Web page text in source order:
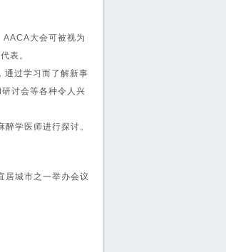
大会可被视为
表。
通过学习而了解新事
讨会等各种令人兴
学医师进行探讨。
居城市之一举办会议